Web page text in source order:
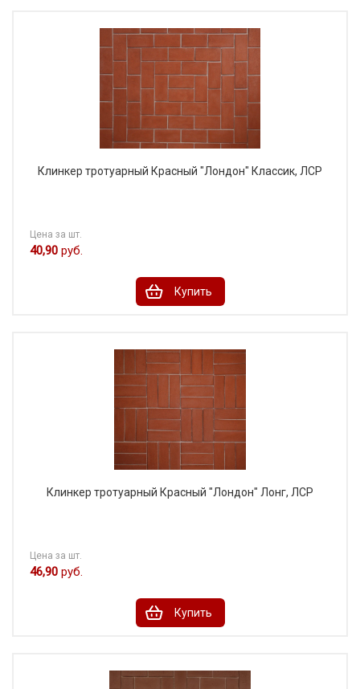
Клинкер тротуарный Красный "Лондон" Классик, ЛСР
Цена за шт.
40,90 руб.
Купить
Клинкер тротуарный Красный "Лондон" Лонг, ЛСР
Цена за шт.
46,90 руб.
Купить